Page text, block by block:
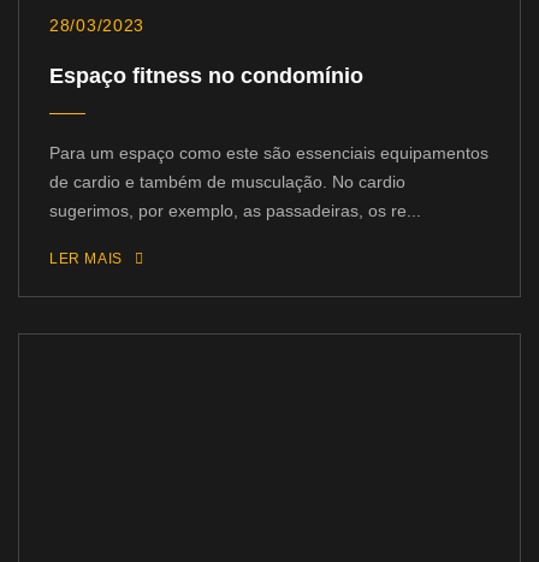
28/03/2023
Espaço fitness no condomínio
Para um espaço como este são essenciais equipamentos
de cardio e também de musculação. No cardio
sugerimos, por exemplo, as passadeiras, os re...
LER MAIS